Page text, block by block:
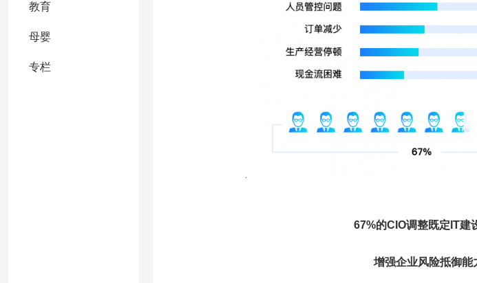
教育
母婴
专栏
67%的CIO调整既定IT建
增强企业风险抵御能